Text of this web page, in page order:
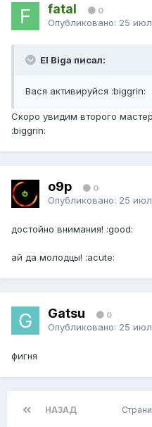
fatal 0
Опубликовано: 25
El Biga писал:
Вася активируйся :biggrin:
Скоро увидим второго
:biggrin:
o9p 0
Опубликовано: 25
достойно внимания! :good:
ай да молодцы! :acute:
Gatsu 0
Опубликовано: 25
фигня
НАЗАД